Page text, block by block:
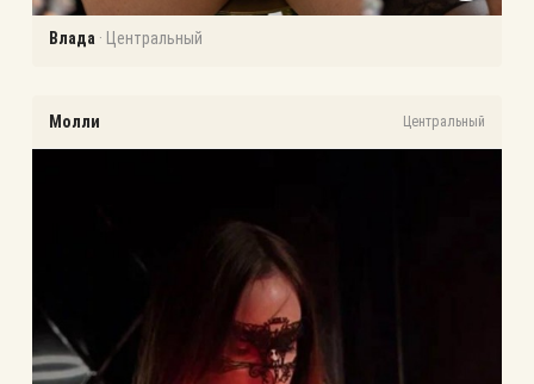
Влада · Центральный
Молли Центральный